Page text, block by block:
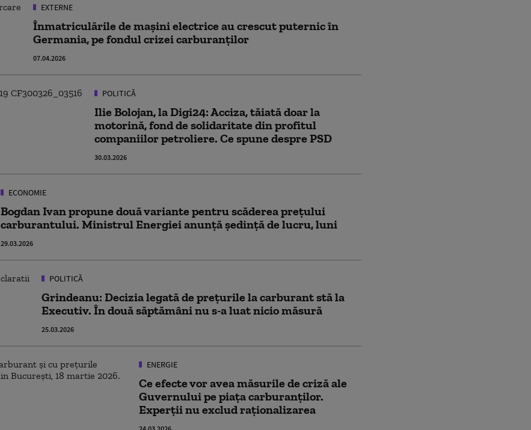
EXTERNE
Înmatriculările de mașini electrice au crescut puternic în
Germania, pe fondul crizei carburanților
07.04.2026
POLITICĂ
Ilie Bolojan, la Digi24: Acciza, tăiată doar la
motorină, fond de solidaritate din profitul
companiilor petroliere. Ce spune despre PSD
30.03.2026
ECONOMIE
Bogdan Ivan propune două variante pentru scăderea preţului
carburantului. Ministrul Energiei anunță ședință de lucru, luni
29.03.2026
POLITICĂ
Grindeanu: Decizia legată de preţurile la carburant stă la
Executiv. În două săptămâni nu s-a luat nicio măsură
25.03.2026
ENERGIE
Ce efecte vor avea măsurile de criză ale
Guvernului pe piața carburanților.
Experții nu exclud raționalizarea